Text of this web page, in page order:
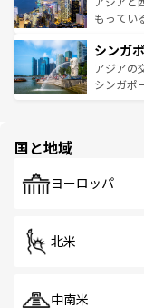
が旅行者
参照して
いビーチ
激する。
が待って
た文化、
もってい
み、どこ
ており、
うな絶景
シンガ
アジアの
シンガポ
で、ホー
国と地域
ヨーロッパ
北米
中南米